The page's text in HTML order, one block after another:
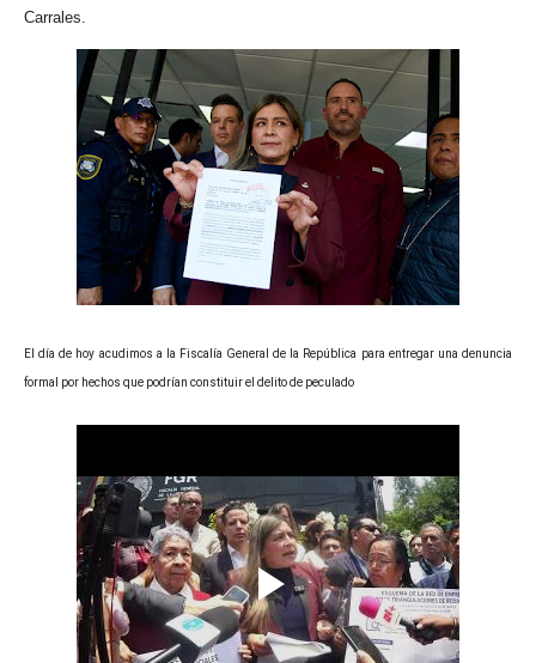
Carrales.
El día de hoy acudimos a la Fiscalía General de la República para entregar una denuncia
formal por hechos que podrían constituir el delito de peculado